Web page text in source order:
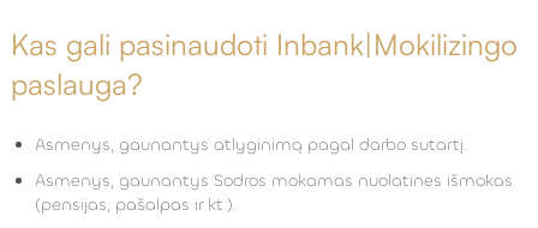
Kas gali pasinaudoti Inbank|Mokilizingo
paslauga?
Asmenys, gaunantys atlyginimą pagal darbo sutartį.
Asmenys, gaunantys Sodros mokamas nuolatines išmokas
(pensijas, pašalpas ir kt.).